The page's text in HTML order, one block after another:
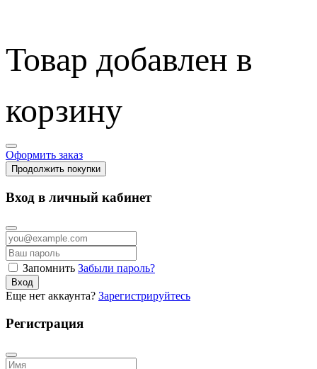
Товар добавлен в
корзину
Оформить заказ
Продолжить покупки
Вход в личный кабинет
Запомнить Забыли пароль?
Вход
Еще нет аккаунта? Зарегистрируйтесь
Регистрация